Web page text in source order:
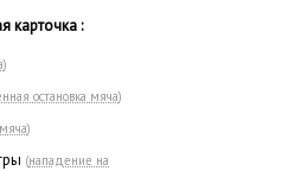
карточка :
)
остановка мяча)
)
(нападение на